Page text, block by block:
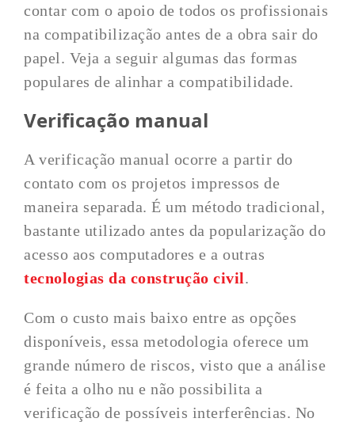
contar com o apoio de todos os profissionais
na compatibilização antes de a obra sair do
papel. Veja a seguir algumas das formas
populares de alinhar a compatibilidade.
Verificação manual
A verificação manual ocorre a partir do
contato com os projetos impressos de
maneira separada. É um método tradicional,
bastante utilizado antes da popularização do
acesso aos computadores e a outras
tecnologias da construção civil.
Com o custo mais baixo entre as opções
disponíveis, essa metodologia oferece um
grande número de riscos, visto que a análise
é feita a olho nu e não possibilita a
verificação de possíveis interferências. No